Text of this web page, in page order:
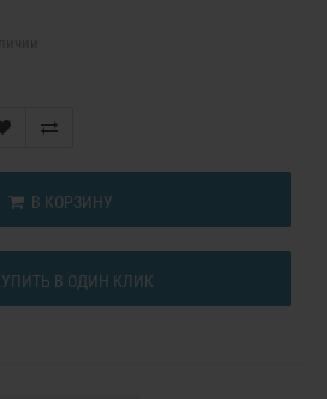
о наших распродажах.
на определенные группы
товаров!
В КОРЗИНУ
В ОДИН КЛИК